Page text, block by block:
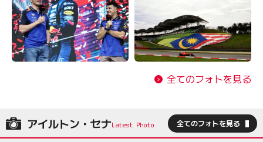
全てのフォトを見る
アイルトン・セナ 全てのフォトを見る